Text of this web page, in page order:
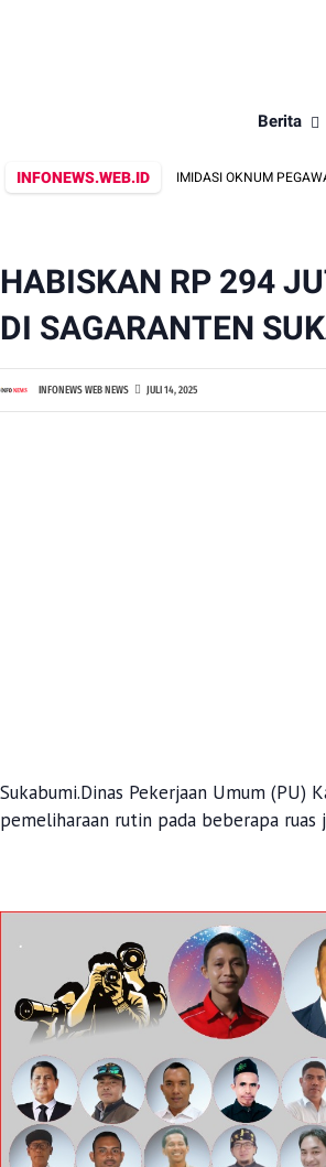
Berita
INFONEWS.WEB.ID
INTIMIDASI OKNUM PEGAWAI PTSP
HABISKAN RP 294
DI SAGARANTEN
INFONEWS WEB NEWS JULI 14, 2025
Sukabumi.Dinas Pekerjaan Umum (PU)
pemeliharaan rutin pada beberapa ruas